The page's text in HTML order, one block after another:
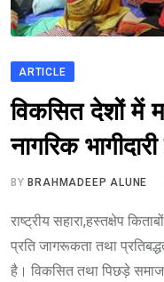
ARTICLE
विकसित देशों में
नागरिक
BYBRAHMADEEP ALUNE
राष्ट्रीय सहारा,हस्तक्षेप
प्रति जागरूकता तथा
है। विकसित तथा पिछड़े